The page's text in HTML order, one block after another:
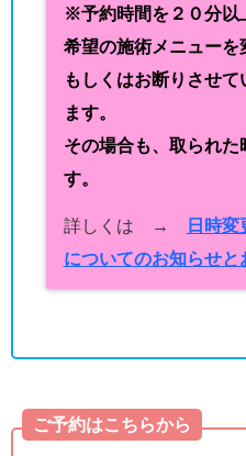
※予約時間を２０分以
希望の施術メニューを
もしくはお断りさせ
ます。
その場合も、取られた
す。
詳しくは →
日時変
についてのお知らせと
ご予約はこちらから